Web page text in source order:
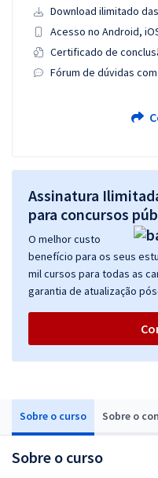
Sobre o curso Sobre o
Sobre o curso
Download ilimitado
Acesso no Android,
Certificado de
Fórum de dúvidas
Assinatura
para concursos
O melhor custo
benefício para os seus
mil cursos para todas as
garantia de atualização